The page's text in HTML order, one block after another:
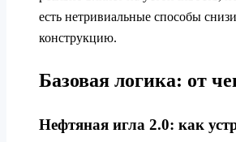
есть нетривиальные способы
конструкцию.
Базовая логика: от
Нефтяная игла 2.0: как